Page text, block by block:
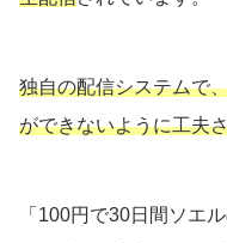
独自の配信システムで
ができないように工夫
「100円で30日間ソエ